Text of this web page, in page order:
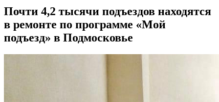
Почти 4,2 тысячи подъездов находятся
в ремонте по программе «Мой
подъезд» в Подмосковье